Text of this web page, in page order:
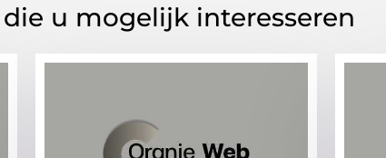
die u mogelijk interesseren